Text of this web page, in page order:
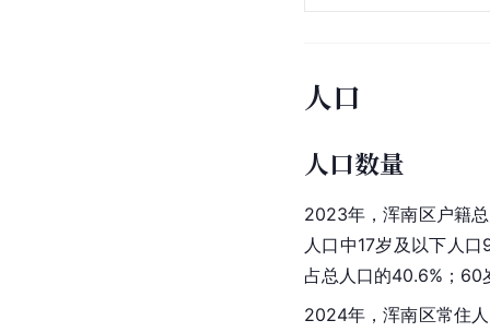
人口
人口数量
2023年，浑南区户籍
人口中17岁及以下人
占总人口的40.6%；60
2024年，浑南区常住